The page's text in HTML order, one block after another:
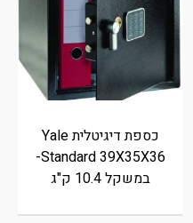
כספת דיגיטלית Yale
Standard 39X35X36-
במשקל 10.4 ק"ג